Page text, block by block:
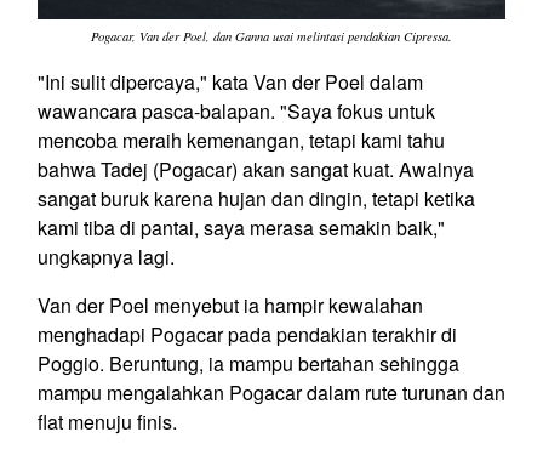
Pogacar, Van der Poel, dan Ganna usai melintasi pendakian Cipressa.
"Ini sulit dipercaya," kata Van der Poel dalam
wawancara pasca-balapan. "Saya fokus untuk
mencoba meraih kemenangan, tetapi kami tahu
bahwa Tadej (Pogacar) akan sangat kuat. Awalnya
sangat buruk karena hujan dan dingin, tetapi ketika
kami tiba di pantai, saya merasa semakin baik,"
ungkapnya lagi.
Van der Poel menyebut ia hampir kewalahan
menghadapi Pogacar pada pendakian terakhir di
Poggio. Beruntung, ia mampu bertahan sehingga
mampu mengalahkan Pogacar dalam rute turunan dan
flat menuju finis.